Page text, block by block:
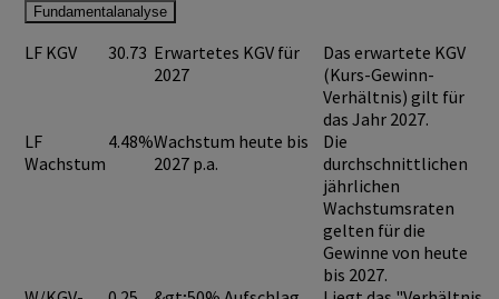
Fundamentalanalyse
LF KGV 30.73 Erwartetes KGV für
2027
Das erwartete KGV
(Kurs-Gewinn-
Verhältnis) gilt für
das Jahr 2027.
LF
Wachstum
4.48%Wachstum heute bis
2027 p.a.
Die
durchschnittlichen
jährlichen
Wachstumsraten
gelten für die
Gewinne von heute
bis 2027.